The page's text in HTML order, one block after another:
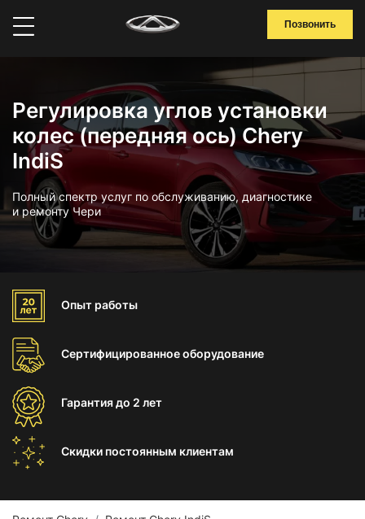
Позвонить
Регулировка углов установки
колес (передняя ось) Chery
IndiS
Полный спектр услуг по обслуживанию, диагностике
и ремонту Чери
Опыт работы
Сертифицированноеоборудование
Гарантиядо 2 лет
Скидки постоянным клиентам